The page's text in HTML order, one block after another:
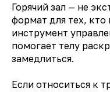
Горячий зал — не
формат для тех,
инструмент
помогает телу
замедлиться.
Если относиться к
Написать
*Instagram
Телеграм
Вконтакте